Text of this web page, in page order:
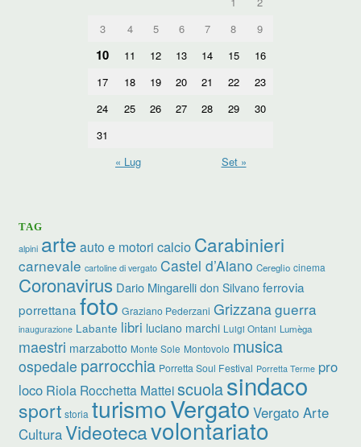
3
4 5 6 7 8 9
10 11 12 13 14 15
16
17
18 19 20 21 22
23
24
25 26 27 28 29
30
31
« Lug
Set »
TAG
alpini arte auto e motori calcio Carabinieri
carnevale cartoline di vergato Castel d’Aiano Cereglio cinema
Coronavirus Dario Mingarelli don Silvano ferrovia
porrettana foto Graziano Pederzani Grizzanaguerra
inaugurazione Labante libri luciano marchi Luigi Ontani Lumèga
maestri marzabotto Monte Sole Montovolo musica
ospedale parrocchia Porretta Soul Festival Porretta Terme pro
loco Riola Rocchetta Matteiscuolasindaco
sport storia turismoVergato Vergato Arte
CulturaVideotecavolontariato